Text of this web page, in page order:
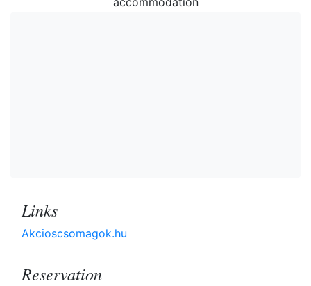
Links
Akcioscsomagok.hu
Reservation